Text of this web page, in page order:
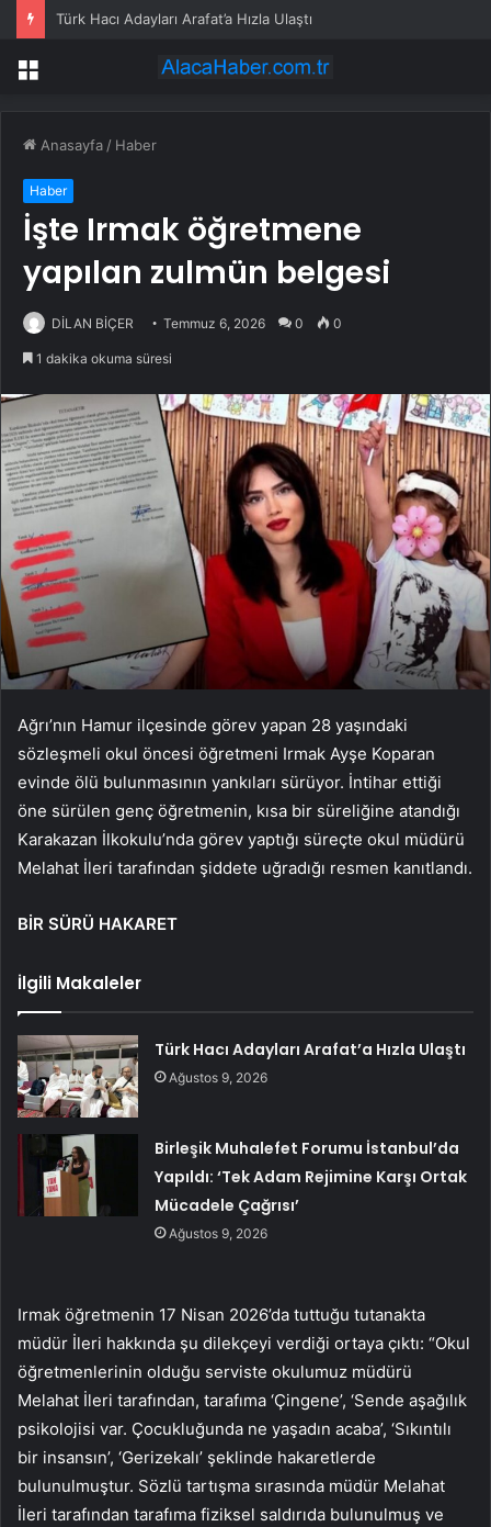
Türk Hacı Adayları Arafat’a Hızla Ulaştı
Menü
Anasayfa / Haber
Haber
İşte Irmak öğretmene
yapılan zulmün belgesi
DİLAN BİÇER Temmuz 6, 2026 0 0
1 dakika okuma süresi
Ağrı’nın Hamur ilçesinde görev yapan 28 yaşındaki
sözleşmeli okul öncesi öğretmeni Irmak Ayşe Koparan
evinde ölü bulunmasının yankıları sürüyor. İntihar ettiği
öne sürülen genç öğretmenin, kısa bir süreliğine atandığı
Karakazan İlkokulu’nda görev yaptığı süreçte okul müdürü
Melahat İleri tarafından şiddete uğradığı resmen kanıtlandı.
BİR SÜRÜ HAKARET
İlgili Makaleler
Türk Hacı Adayları Arafat’a Hızla Ulaştı
Ağustos 9, 2026
Birleşik Muhalefet Forumu İstanbul’da
Yapıldı: ‘Tek Adam Rejimine Karşı Ortak
Mücadele Çağrısı’
Ağustos 9, 2026
Irmak öğretmenin 17 Nisan 2026’da tuttuğu tutanakta
müdür İleri hakkında şu dilekçeyi verdiği ortaya çıktı: “Okul
öğretmenlerinin olduğu serviste okulumuz müdürü
Melahat İleri tarafından, tarafıma ‘Çingene’, ‘Sende aşağılık
psikolojisi var. Çocukluğunda ne yaşadın acaba’, ‘Sıkıntılı
bir insansın’, ‘Gerizekalı’ şeklinde hakaretlerde
bulunulmuştur. Sözlü tartışma sırasında müdür Melahat
İleri tarafından tarafıma fiziksel saldırıda bulunulmuş ve